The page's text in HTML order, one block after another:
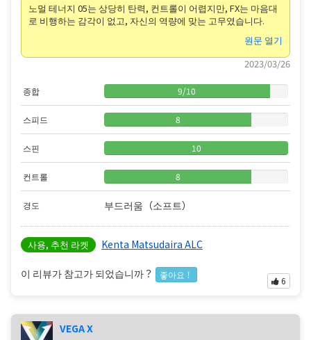
노멀 테너지 05는 상당히 탄력, 컨트롤이 어렵지만, FX는 마음대
로 비행하는 감각이 없고, 자신의 역량에 맞는 고무였습니다.
원문 열기
2023/03/26
종합 9/10
스피드 8
스핀 10
컨트롤 8
경도 부드러움（소프트）
사용, 추천 라켓 Kenta Matsudaira ALC
이 리뷰가 참고가 되었습니까？ 좋아요！
6
VEGA X